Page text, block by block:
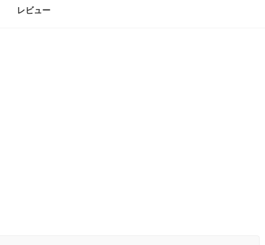
レビュー